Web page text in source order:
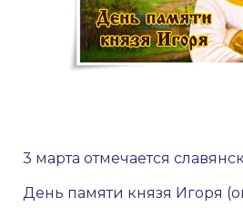
3 марта отмечается
День памяти князя Игоря